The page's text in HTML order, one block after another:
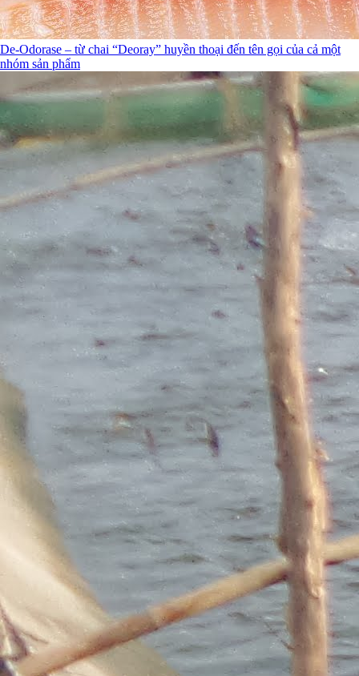
De-Odorase – từ chai “Deoray” huyền thoại đến tên gọi của cả một
nhóm sản phẩm